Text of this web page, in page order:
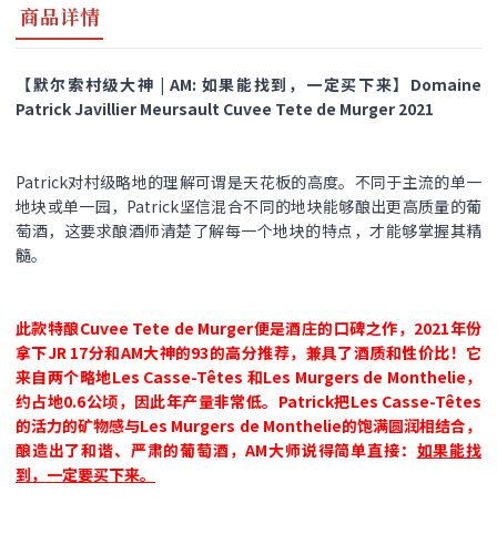
商品详情
【默尔索村级大神 | AM: 如果能找到，一定买下来】Domaine
Patrick Javillier Meursault Cuvee Tete de Murger 2021
Patrick对村级略地的理解可谓是天花板的高度。不同于主流的单一
地块或单一园，Patrick坚信混合不同的地块能够酿出更高质量的葡
萄酒，这要求酿酒师清楚了解每一个地块的特点，才能够掌握其精
髓。
此款特酿Cuvee Tete de Murger便是酒庄的口碑之作，2021年份
拿下JR 17分和AM大神的93的高分推荐，兼具了酒质和性价比！它
来自两个略地Les Casse-Têtes 和Les Murgers de Monthelie，
约占地0.6公顷，因此年产量非常低。Patrick把Les Casse-Têtes
的活力的矿物感与Les Murgers de Monthelie的饱满圆润相结合，
酿造出了和谐、严肃的葡萄酒，AM大师说得简单直接： 如果能找
到，一定要买下来。